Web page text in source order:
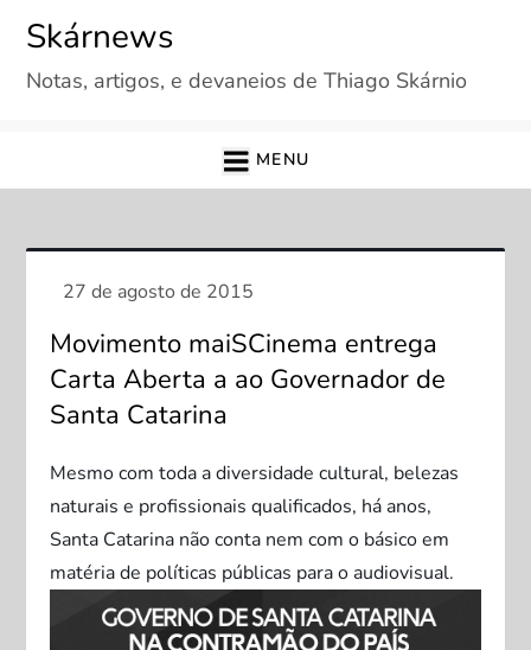
content
Skárnews
Notas, artigos, e devaneios de Thiago Skárnio
MENU
Movimento maiSCinema entrega
Carta Aberta a ao Governador de
Santa Catarina
Mesmo com toda a diversidade cultural, belezas
naturais e profissionais qualificados, há anos,
Santa Catarina não conta nem com o básico em
matéria de políticas públicas para o audiovisual.